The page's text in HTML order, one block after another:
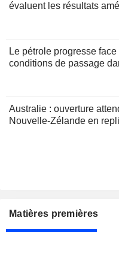
évaluent les résultats
Le pétrole progresse
conditions de passage
Australie : ouverture
Nouvelle-Zélande en repli
Matières premières